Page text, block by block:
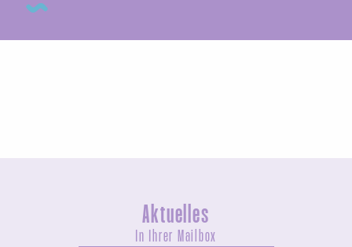
Aktuelles
In Ihrer Mailbox